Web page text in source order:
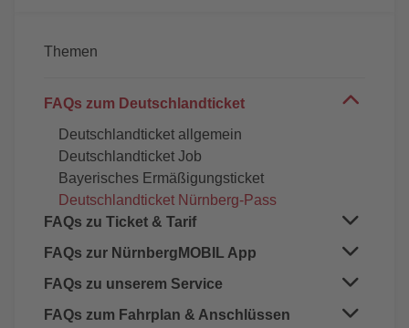
Themen
FAQs zum Deutschlandticket
Deutschlandticket allgemein
Deutschlandticket Job
Bayerisches Ermäßigungsticket
Deutschlandticket Nürnberg-Pass
FAQs zu Ticket & Tarif
Abo-Chipkarte/Handyticket
Mitnahme
TagesTicket
Fahrkartenautomaten
FAQs zur NürnbergMOBIL App
App NürnbergMOBIL
VAG_Rad in der App NürnbergMOBIL
FAQs zu unserem Service
Serviceversprechen
FAQs zum Fahrplan & Anschlüssen